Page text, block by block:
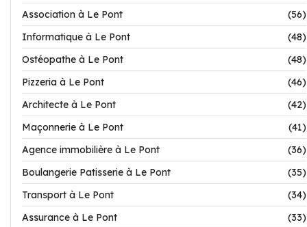
Association à Le Pont
(56)
Informatique à Le Pont
(48)
Ostéopathe à Le Pont
(48)
Pizzeria à Le Pont
(46)
Architecte à Le Pont
(42)
Maçonnerie à Le Pont
(41)
Agence immobilière à Le Pont
(36)
Boulangerie Patisserie à Le Pont
(35)
Transport à Le Pont
(34)
Assurance à Le Pont
(33)